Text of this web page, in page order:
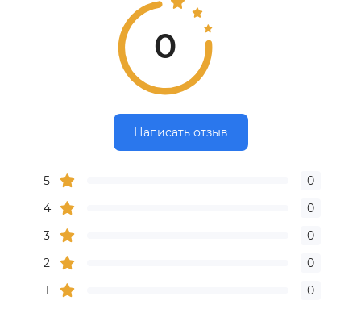
0
Написать отзыв
5
0
4
0
3
0
2
0
1
0